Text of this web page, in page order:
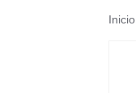
Inicio